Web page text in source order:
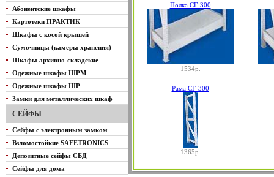
Абонентские шкафы
Картотеки ПРАКТИК
Шкафы с косой крышей
Сумочницы (камеры хранения)
Шкафы архивно-складские
Одежные шкафы ШРМ
Одежные шкафы ШР
Замки для металлических шкаф
СЕЙФЫ
Сейфы с электронным замком
Взломостойкие SAFETRONICS
Депозитные сейфы СБД
Сейфы для дома
Полка СГ-300
1534р.
Рама СГ-300
1365р.